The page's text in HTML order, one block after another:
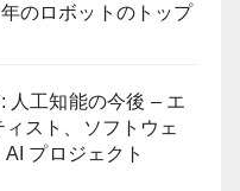
のロボットのトップ
人工知能の今後 – エ
スト、ソフトウェ
プロジェクト